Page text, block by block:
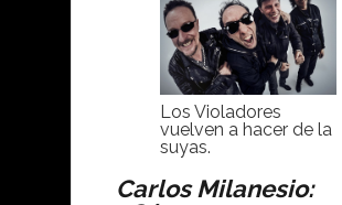
Los Violadores
vuelven a hacer de la
suyas.
Carlos Milanesio: